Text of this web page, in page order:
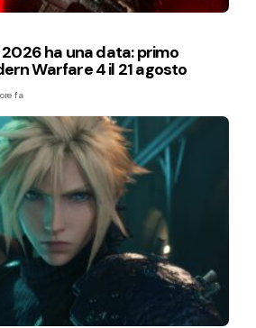
ha una data: primo
Warfare 4 il 21 agosto
fa